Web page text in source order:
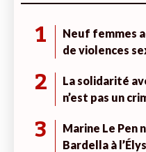
1
Neuf femmes
de violences
2
La solidarité
n’est pas un
3
Marine Le Pen
Bardella à